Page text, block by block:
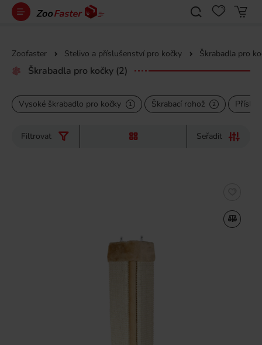
Zoofaster Stelivo a příslušenství pro kočky Škrabadla pro
Škrabadla pro kočky (2)
Vysoké škrabadlo pro kočky 1 Škrabací rohož 2
Filtrovat Seřadit